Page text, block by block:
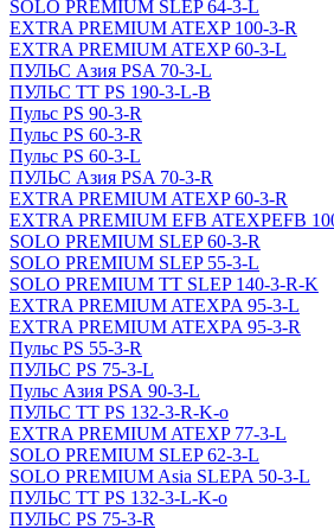
SOLO PREMIUM SLEP 64-3-L
EXTRA PREMIUM ATEXP 100-3-R
EXTRA PREMIUM ATEXP 60-3-L
ПУЛЬС Азия PSA 70-3-L
ПУЛЬС ТТ PS 190-3-L-B
Пульс PS 90-3-R
Пульс PS 60-3-R
Пульс PS 60-3-L
ПУЛЬС Азия PSA 70-3-R
EXTRA PREMIUM ATEXP 60-3-R
EXTRA PREMIUM EFB ATEXPEFB
SOLO PREMIUM SLEP 60-3-R
SOLO PREMIUM SLEP 55-3-L
SOLO PREMIUM ТТ SLEP 140-3-R-K
EXTRA PREMIUM ATEXPA 95-3-L
EXTRA PREMIUM ATEXPA 95-3-R
Пульс PS 55-3-R
ПУЛЬС PS 75-3-L
Пульс Азия PSА 90-3-L
ПУЛЬС ТТ PS 132-3-R-K-o
EXTRA PREMIUM ATEXP 77-3-L
SOLO PREMIUM SLEP 62-3-L
SOLO PREMIUM Asia SLEPA 50-3-L
ПУЛЬС ТТ PS 132-3-L-K-o
ПУЛЬС PS 75-3-R